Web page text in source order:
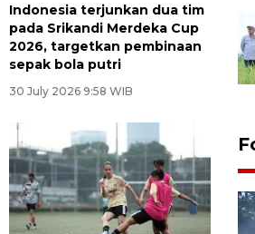
Indonesia terjunkan dua tim
pada Srikandi Merdeka Cup
2026, targetkan pembinaan
sepak bola putri
30 July 2026 9:58 WIB